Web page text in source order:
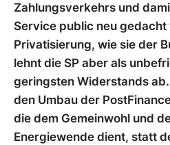
Zahlungsverkehrs und
Service public neu gedacht
Privatisierung, wie sie der
lehnt die SP aber als
geringsten Widerstands
den Umbau der
die dem Gemeinwohl und
Energiewende dient, statt